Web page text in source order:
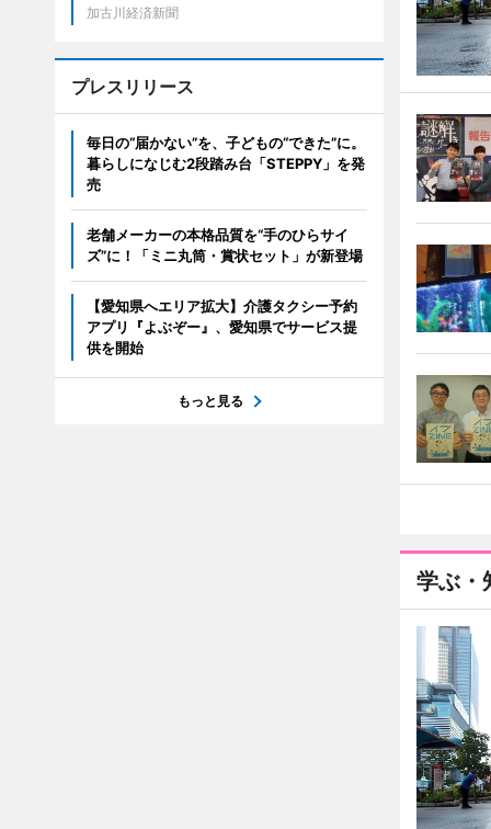
学ぶ・
加古川経済新聞
プレスリリース
毎日の“届かない”を、子どもの“できた”に。
暮らしになじむ2段踏み台「STEPPY」を発
売
老舗メーカーの本格品質を“手のひらサイ
ズ”に！「ミニ丸筒・賞状セット」が新登場
【愛知県へエリア拡大】介護タクシー予約
アプリ『よぶぞー』、愛知県でサービス提
供を開始
もっと見る